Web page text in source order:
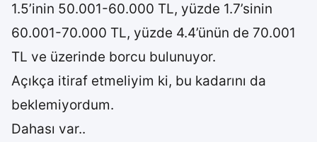
1.5’inin 50.001-60.000 TL, yüzde 1.7’sinin
60.001-70.000 TL, yüzde 4.4’ünün de 70.001
TL ve üzerinde borcu bulunuyor.
Açıkça itiraf etmeliyim ki, bu kadarını da
beklemiyordum.
Dahası var..